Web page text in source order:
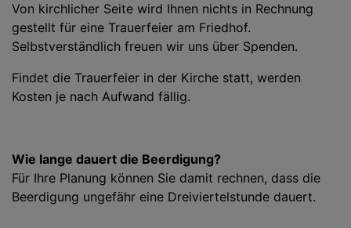
Von kirchlicher Seite wird Ihnen nichts in Rechnung
gestellt für eine Trauerfeier am Friedhof.
Selbstverständlich freuen wir uns über Spenden.
Findet die Trauerfeier in der Kirche statt, werden
Kosten je nach Aufwand fällig.
Wie lange dauert die Beerdigung?
Für Ihre Planung können Sie damit rechnen, dass die
Beerdigung ungefähr eine Dreiviertelstunde dauert.